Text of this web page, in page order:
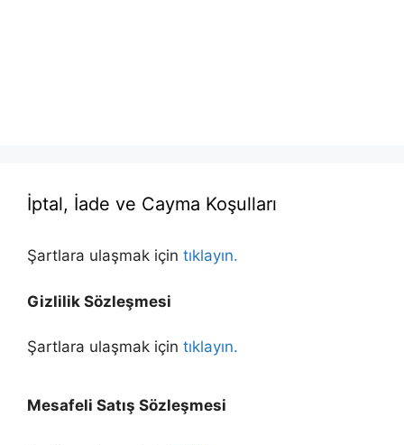
İptal, İade ve Cayma Koşulları
Şartlara ulaşmak için tıklayın.
Gizlilik Sözleşmesi
Şartlara ulaşmak için tıklayın.
Mesafeli Satış Sözleşmesi